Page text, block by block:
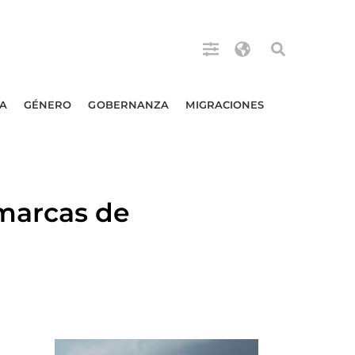
GÉNERO GOBERNANZA MIGRACIONES
de